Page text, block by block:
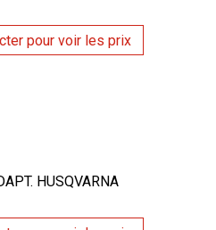
pour voir les prix
HUSQVARNA